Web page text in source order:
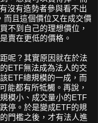
沒有造勢者參與看不出
而且這個價位又在成交價
不到自己的理想價位，
賣在更低的價格。
呢？其實原因就在於法
ETF無法成為法人的交
ETF總規模的一成，而
能都有所牴觸。再說，
模小、成交量小的ETF
停。於是變成ETF的規
門檻之後，才有法人進